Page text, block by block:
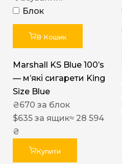
Блок
В Кошик
Marshall KS Blue 100’s
— м’які сигарети King
Size Blue
₴670 за блок
$635 за ящик≈ 28 594
₴
Купити